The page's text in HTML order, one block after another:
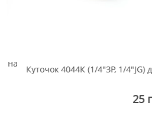
Куточок 4044К (1/4"ЗР, 1/4"JG)
25 грн